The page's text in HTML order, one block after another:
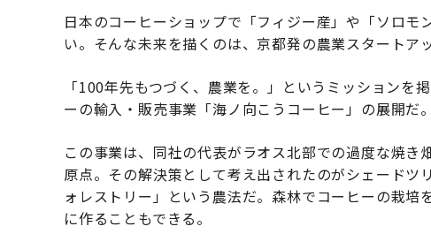
日本のコーヒーショップで「フィジー産」や「ソロ
い。そんな未来を描くのは、京都発の農業スタートア
「100年先もつづく、農業を。」というミッションを
ーの輸入・販売事業「海ノ向こうコーヒー」の展開だ。
この事業は、同社の代表がラオス北部での過度な焼
原点。その解決策として考え出されたのがシェード
ォレストリー」という農法だ。森林でコーヒーの栽
に作ることもできる。